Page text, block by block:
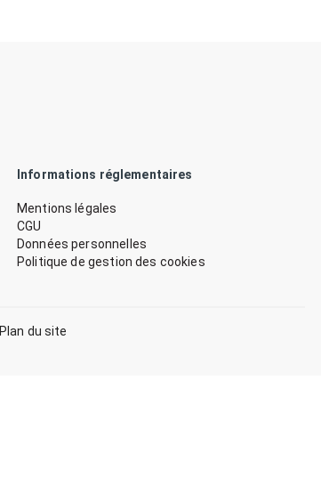
Informations réglementaires
Mentions légales
CGU
Données personnelles
Politique de gestion des cookies
Plan du site